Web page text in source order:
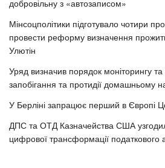
добровільну з «автозаписом»
Мінсоцполітики підготувало чотири
провести реформу визначення
Улютін
Уряд визначив порядок моніторингу та
запобігання та протидії домашньому
У Берліні запрацює перший в Європі
ДПС та ОТД Казначейства США
цифрової трансформації податкового